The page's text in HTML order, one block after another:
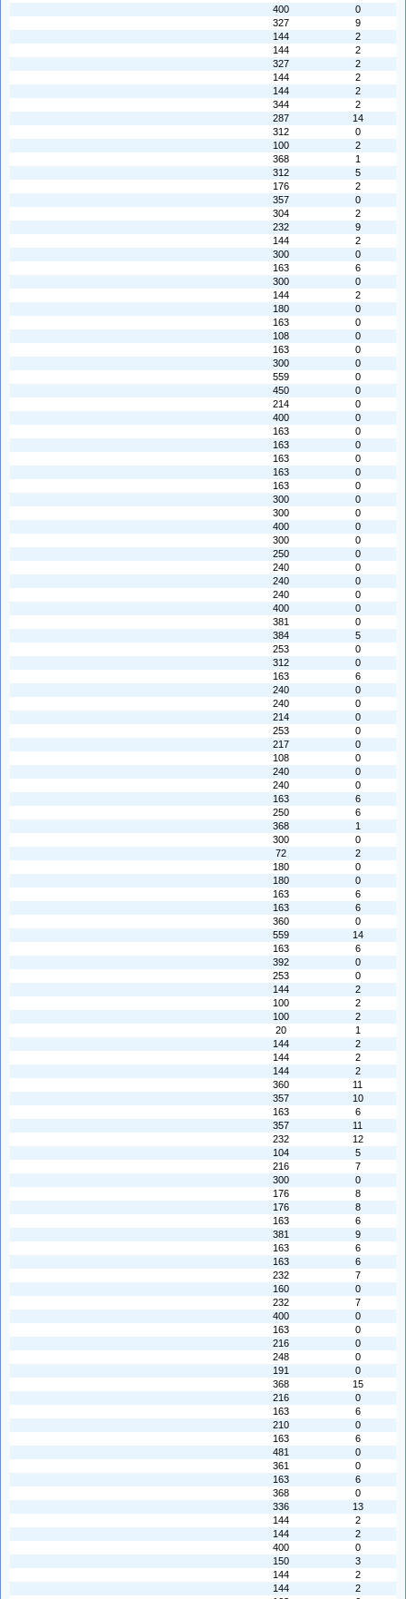
400
0
327
9
144
2
144
2
327
2
144
2
144
2
344
2
287
14
312
0
100
2
368
1
312
5
176
2
357
0
304
2
232
9
144
2
300
0
163
6
300
0
144
2
180
0
163
0
108
0
163
0
300
0
559
0
450
0
214
0
400
0
163
0
163
0
163
0
163
0
163
0
300
0
300
0
400
0
300
0
250
0
240
0
240
0
240
0
400
0
381
0
384
5
253
0
312
0
163
6
240
0
240
0
214
0
253
0
217
0
108
0
240
0
240
0
163
6
250
6
368
1
300
0
72
2
180
0
180
0
163
6
163
6
360
0
559
14
163
6
392
0
253
0
144
2
100
2
100
2
20
1
144
2
144
2
144
2
360
11
357
10
163
6
357
11
232
12
104
5
216
7
300
0
176
8
176
8
163
6
381
9
163
6
163
6
232
7
160
0
232
7
400
0
163
0
216
0
248
0
191
0
368
15
216
0
163
6
210
0
163
6
481
0
361
0
163
6
368
0
336
13
144
2
144
2
400
0
150
3
144
2
144
2